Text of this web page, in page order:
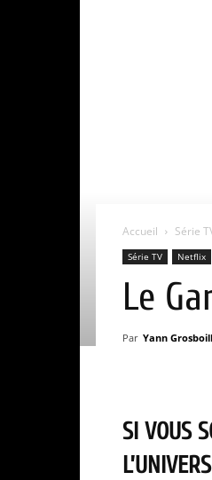
Accueil Série
Série TV Netflix
Le
Par Yann
SI VOUS